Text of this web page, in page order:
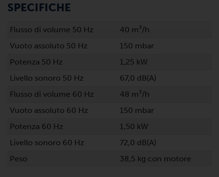
SPECIFICHE
Flusso di volume 50 Hz
40 m³/h
Vuoto assoluto 50 Hz
150 mbar
Potenza 50 Hz
1,25 kW
Livello sonoro 50 Hz
67,0 dB(A)
Flusso di volume 60 Hz
48 m³/h
Vuoto assoluto 60 Hz
150 mbar
Potenza 60 Hz
1,50 kW
Livello sonoro 60 Hz
72,0 dB(A)
Peso
38,5 kg con motore